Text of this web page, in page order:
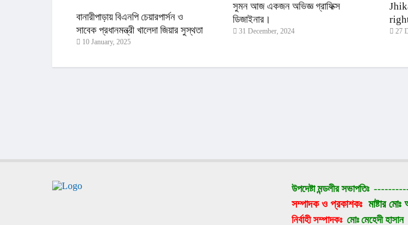
বানারীপাড়ায় বিএনপি চেয়ারপার্সন ও
সাবেক প্রধানমন্ত্রী খালেদা জিয়ার সুস্থতা
ও দীর্ঘায়ু কামনায় দোয়া-মিলাদ অনুষ্ঠিত
10 January, 2025
সুমন আজ একজন অভিজ্ঞ গ্রাফিক্স
ডিজাইনার।
31 December, 2024 27
উপদেষ্টা মন্ডলীর সভাপতিঃ
সম্পাদক ও প্রকাশকঃ মাষ্টার
নির্বাহী সম্পাদকঃ মোঃ মেহেদী হাসান